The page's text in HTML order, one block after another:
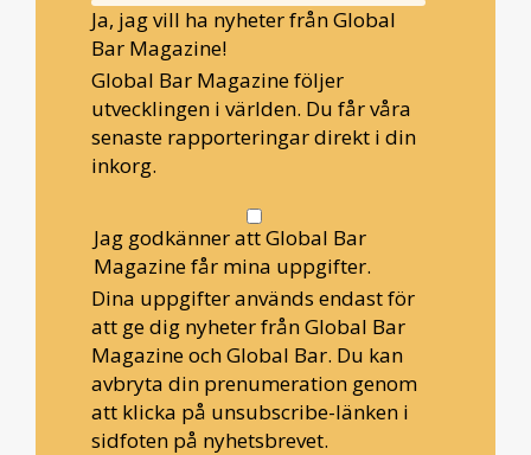
Ja, jag vill ha nyheter från Global
Bar Magazine!
Global Bar Magazine följer
utvecklingen i världen. Du får våra
senaste rapporteringar direkt i din
inkorg.
Jag godkänner att Global Bar
Magazine får mina uppgifter.
Dina uppgifter används endast för
att ge dig nyheter från Global Bar
Magazine och Global Bar. Du kan
avbryta din prenumeration genom
att klicka på unsubscribe-länken i
sidfoten på nyhetsbrevet.